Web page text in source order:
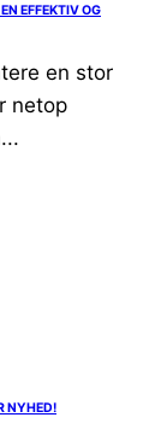
EFFEKTIV OG
en stor
netop
NYHED!